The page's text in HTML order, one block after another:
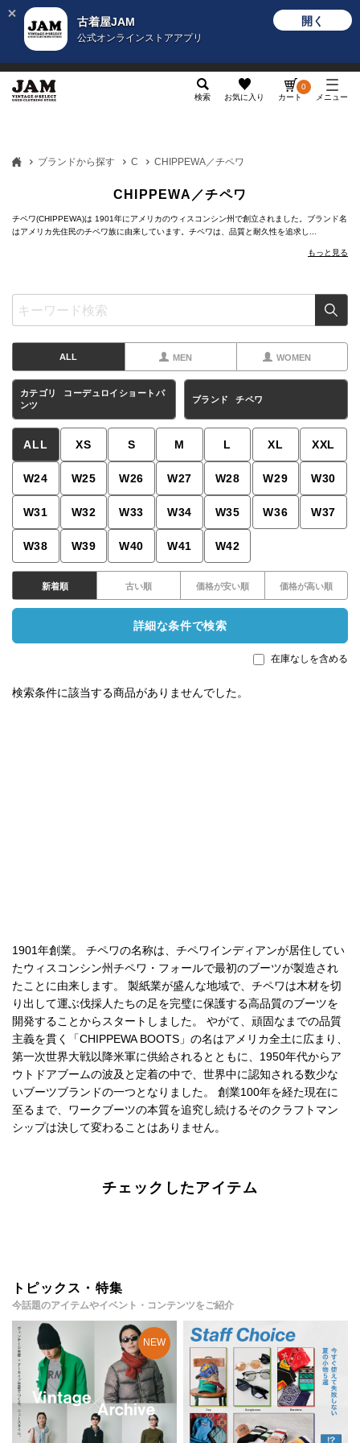
古着屋JAM
公式オンラインストアアプリ
開く
検索 お気に入り カート
0
メニュー
ブランドから探す C CHIPPEWA／チペワ
CHIPPEWA／チペワ
チペワ(CHIPPEWA)は 1901年にアメリカのウィスコンシン州で創立されました。ブランド名
はアメリカ先住民のチペワ族に由来しています。チペワは、品質と耐久性を追求し...
もっと見る
ALL MEN WOMEN
カテゴリ
コーデュロイショートパ
ンツ
ブランド チペワ
ALL XS S M L XL XXL
W24 W25 W26 W27 W28 W29 W30
W31 W32 W33 W34 W35 W36 W37
W38 W39 W40 W41 W42
新着順 古い順 価格が安い順 価格が高い順
詳細な条件で検索
在庫なしを含める
検索条件に該当する商品がありませんでした。
1901年創業。 チペワの名称は、チペワインディアンが居住してい
たウィスコンシン州チペワ・フォールで最初のブーツが製造され
たことに由来します。 製紙業が盛んな地域で、チペワは木材を切
り出して運ぶ伐採人たちの足を完璧に保護する高品質のブーツを
開発することからスタートしました。 やがて、頑固なまでの品質
主義を貫く「CHIPPEWA BOOTS」の名はアメリカ全土に広まり、
第一次世界大戦以降米軍に供給されるとともに、1950年代からア
ウトドアブームの波及と定着の中で、世界中に認知される数少な
いブーツブランドの一つとなりました。 創業100年を経た現在に
至るまで、ワークブーツの本質を追究し続けるそのクラフトマン
シップは決して変わることはありません。
チェックしたアイテム
トピックス・特集
今話題のアイテムやイベント・コンテンツをご紹介